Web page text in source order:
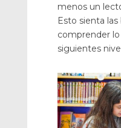
menos un
Esto sienta
comprender
siguientes